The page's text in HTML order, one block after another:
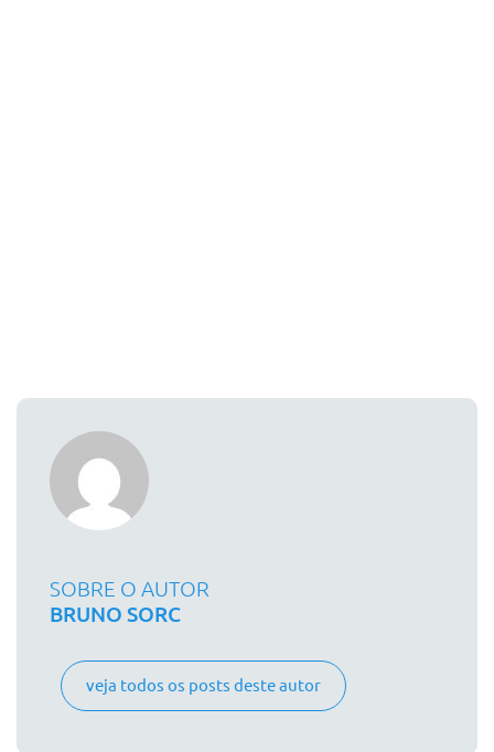
SOBRE O AUTOR
BRUNO SORC
veja todos os posts deste autor